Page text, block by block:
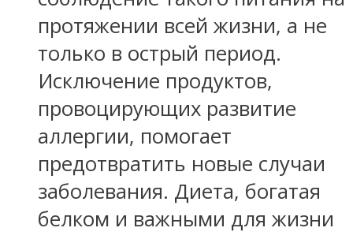
протяжении всей жизни, а не
только в острый период.
Исключение продуктов,
провоцирующих развитие
аллергии, помогает
предотвратить новые случаи
заболевания. Диета, богатая
белком и важными для жизни